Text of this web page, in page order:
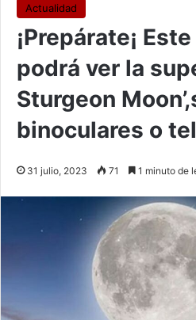
Actualidad
¡Prepárate¡
podrá ver la
Sturgeon
binoculares o
31 julio, 2023 71 1 minuto de